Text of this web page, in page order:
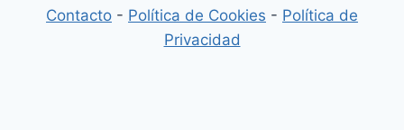
Contacto - Política de Cookies - Política de
Privacidad